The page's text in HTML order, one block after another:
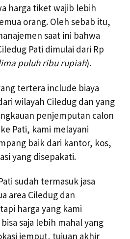
harga tiket wajib lebih
orang. Oleh sebab itu,
saat ini bahwa
Pati dimulai dari Rp
puluh ribu rupiah).
tertera include biaya
wilayah Ciledug dan yang
penjemputan calon
Pati, kami melayani
baik dari kantor, kos,
yang disepakati.
sudah termasuk jasa
area Ciledug dan
harga yang kami
saja lebih mahal yang
jemput, tujuan akhir